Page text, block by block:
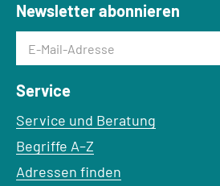
Newsletter abonnieren
E-Mail-Adresse
Service
Service und Beratung
Begriffe A–Z
Adressen finden